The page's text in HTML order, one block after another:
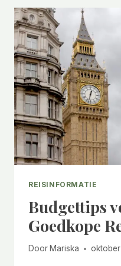
REISINFORMATIE
Budgettips
Goedkope
Door Mariska